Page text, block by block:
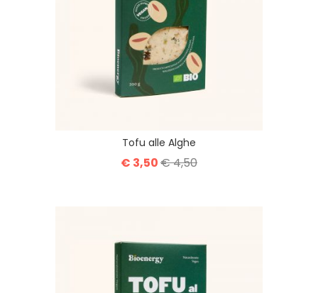
Tofu alle Alghe
€ 3,50€ 4,50